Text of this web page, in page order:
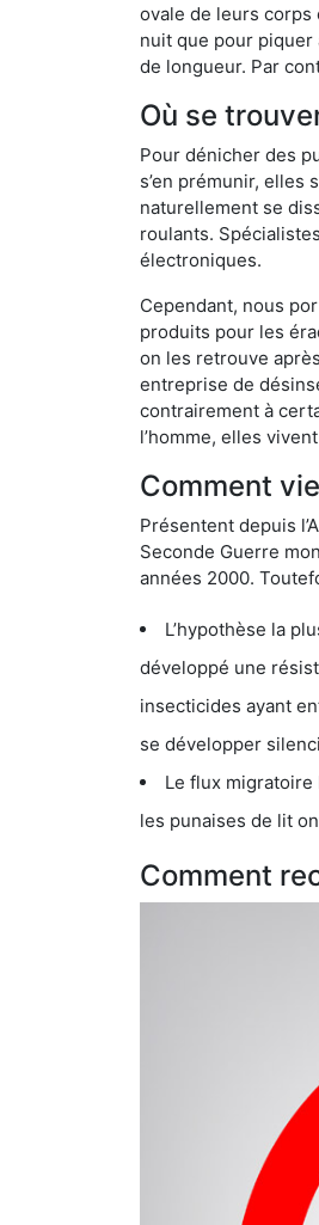
ovale de leurs corps
nuit que pour piquer
de longueur. Par
Où se
Pour dénicher des
s’en prémunir, elles
naturellement se
roulants.
électroniques.
Cependant, nous
produits pour les
on les retrouve
entreprise de
contrairement à
l’homme, elles
Comment
Présentent depuis
Seconde Guerre
années 2000.
L’hypothèse la plus
développé une résistance
insecticides ayant entraîné
se développer
Le flux migratoire
les punaises de lit ont
Comment